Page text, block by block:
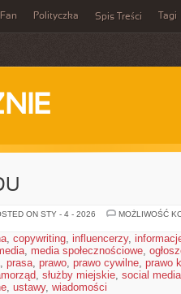
Fan Polityczka Spis Treści Tagi
ON STY - 4 - 2026
MOŻLIWOŚĆ
, copywriting, influencerzy,
, media społecznościowe,
, prasa, prawo, prawo cywilne, prawo
, służby miejskie, social media
, ustawy, wiadomości